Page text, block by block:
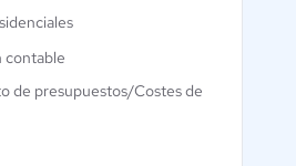
contable
de presupuestos/Costes de